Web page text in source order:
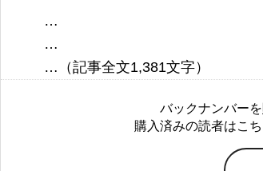
…
…
バックナンバー
購入済みの読者はこ